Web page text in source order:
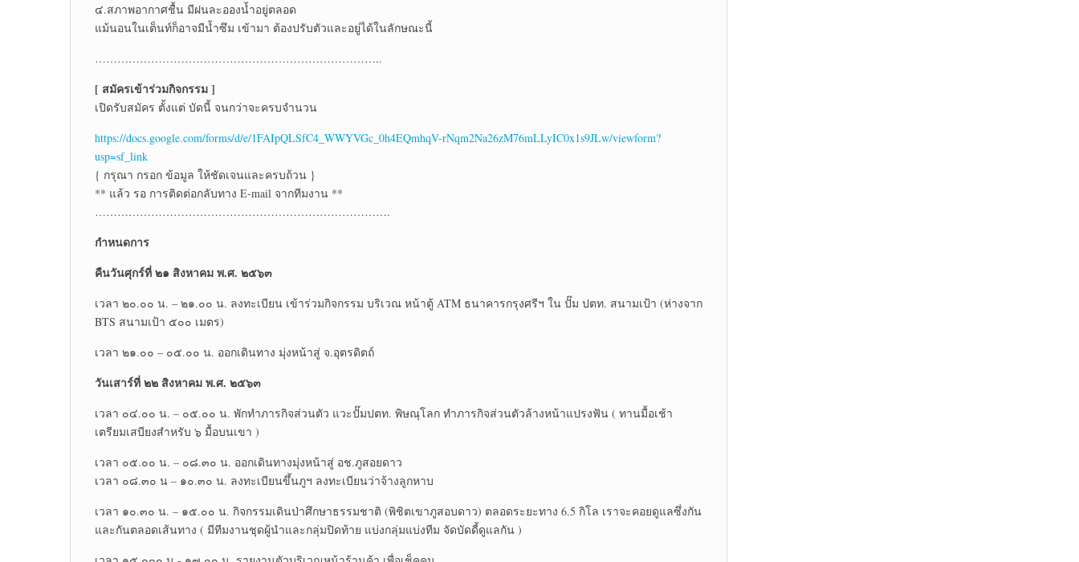
๔.สภาพอากาศชื้น มีฝนละอองน้ำอยู่ตลอด
แม้นอนในเต็นท์ก็อาจมีน้ำซึม เข้ามา ต้องปรับตัวและอยู่ได้ในลักษณะนี้
…………………………………………………………………..
[ สมัครเข้าร่วมกิจกรรม ]
เปิดรับสมัคร ตั้งแต่ บัดนี้ จนกว่าจะครบจำนวน
https://docs.google.com/forms/d/e/1FAIpQLSfC4_WWYVGc_0h4EQmhqV-rNqm2Na26zM76mLLyIC0x1s9JLw/viewform?
usp=sf_link
{ กรุณา กรอก ข้อมูล ให้ชัดเจนและครบถ้วน }
** แล้ว รอ การติดต่อกลับทาง E-mail จากทีมงาน **
…………………………………………………………………….
กำหนดการ
คืนวันศุกร์ที่ ๒๑ สิงหาคม พ.ศ. ๒๕๖๓
เวลา ๒๐.๐๐ น. – ๒๑.๐๐ น. ลงทะเบียน เข้าร่วมกิจกรรม บริเวณ หน้าตู้ ATM ธนาคารกรุงศรีฯ ใน ปั๊ม ปตท. สนามเป้า (ห่างจาก
BTS สนามเป้า ๕๐๐ เมตร)
เวลา ๒๑.๐๐ – ๐๕.๐๐ น. ออกเดินทาง มุ่งหน้าสู่ จ.อุตรดิตถ์
วันเสาร์ที่ ๒๒ สิงหาคม พ.ศ. ๒๕๖๓
เวลา ๐๔.๐๐ น. – ๐๕.๐๐ น. พักทำภารกิจส่วนตัว แวะปั๊มปตท. พิษณุโลก ทำภารกิจส่วนตัวล้างหน้าแปรงฟัน ( ทานมื้อเช้า
เตรียมเสบียงสำหรับ ๖ มื้อบนเขา )
เวลา ๐๕.๐๐ น. – ๐๘.๓๐ น. ออกเดินทางมุ่งหน้าสู่ อช.ภูสอยดาว
เวลา ๐๘.๓๐ น – ๑๐.๓๐ น. ลงทะเบียนขึ้นภูฯ ลงทะเบียนว่าจ้างลูกหาบ
เวลา ๑๐.๓๐ น. – ๑๕.๐๐ น. กิจกรรมเดินป่าศึกษาธรรมชาติ (พิชิตเขาภูสอบดาว) ตลอดระยะทาง 6.5 กิโล เราจะคอยดูแลซึ่งกัน
และกันตลอดเส้นทาง ( มีทีมงานชุดผู้นำและกลุ่มปิดท้าย แบ่งกลุ่มแบ่งทีม จัดบัดดี้ดูแลกัน )